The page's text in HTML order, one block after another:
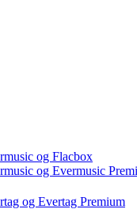
og Flacbox
og Evermusic
og Evertag Premium